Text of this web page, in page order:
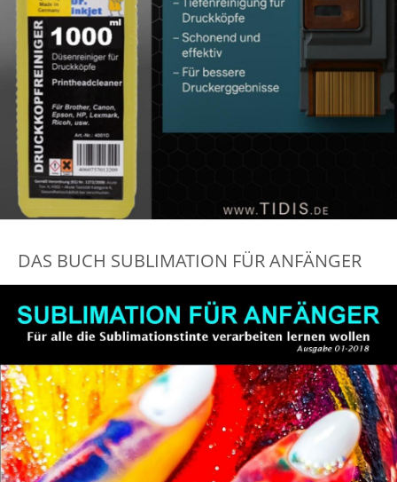
DAS BUCH SUBLIMATION FÜR ANFÄNGER